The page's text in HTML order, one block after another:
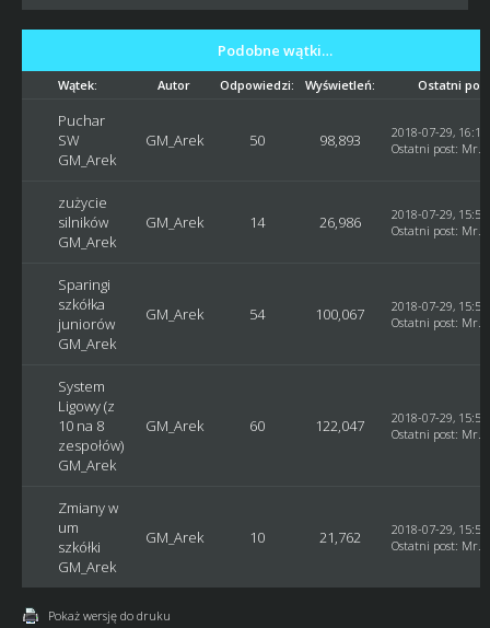
Podobne wątki…
Wątek: Autor Odpowiedzi: Wyświetleń: Ostatni
Puchar
SW
GM_Arek
GM_Arek 50 98,893
2018-07-29,
Ostatni post: Mr.
zużycie
silników
GM_Arek
GM_Arek 14 26,986
2018-07-29,
Ostatni post: Mr.
Sparingi
szkółka
juniorów
GM_Arek
GM_Arek 54 100,067
2018-07-29,
Ostatni post: Mr.
System
Ligowy (z
10 na 8
zespołów)
GM_Arek
GM_Arek 60 122,047
2018-07-29,
Ostatni post: Mr.
Zmiany w
um
szkółki
GM_Arek
GM_Arek 10 21,762
2018-07-29,
Ostatni post: Mr.
Pokaż wersję do druku